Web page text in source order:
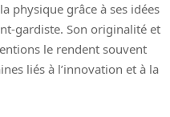
physique grâce à ses idées
gardiste. Son originalité et
le rendent souvent
liés à l’innovation et à la